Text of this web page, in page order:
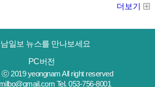
일보 뉴스를 만나보세요
PC버전
ⓒ 2019 yeongnam All right reserved
Tel. 053-756-8001